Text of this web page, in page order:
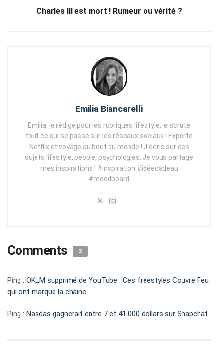
Charles III est mort ! Rumeur ou vérité ?
Emilia Biancarelli
Emilia, je rédige pour les rubriques lifestyle, je scrute
tout ce qui se passe sur les réseaux sociaux ! Experte
Netflix et voyage au bout du monde ! J'écris sur des
sujets lifestyle, people, psychologies. Je vous partage
mes inspirations ! #inspiration #idéecadeau
#moodboard
Comments 2
Ping : OKLM supprimé de YouTube : Ces freestyles Couvre Feu
qui ont marqué la chaine
Ping : Nasdas gagnerait entre 7 et 41 000 dollars sur Snapchat